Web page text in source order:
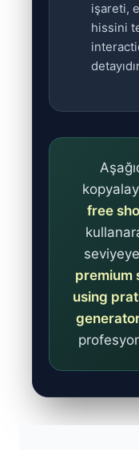
işareti,
hissini
free
premium
using